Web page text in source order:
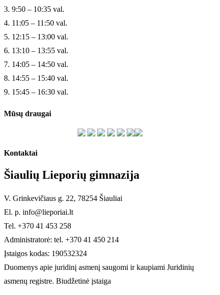
3. 9:50 – 10:35 val.
4. 11:05 – 11:50 val.
5. 12:15 – 13:00 val.
6. 13:10 – 13:55 val.
7. 14:05 – 14:50 val.
8. 14:55 – 15:40 val.
9. 15:45 – 16:30 val.
Mūsų draugai
Kontaktai
Šiaulių Lieporių gimnazija
V. Grinkevičiaus g. 22, 78254 Šiauliai
El. p. info@lieporiai.lt
Tel. +370 41 453 258
Administratorė: tel. +370 41 450 214
Įstaigos kodas: 190532324
Duomenys apie juridinį asmenį saugomi ir kaupiami Juridinių
asmenų registre. Biudžetinė įstaiga